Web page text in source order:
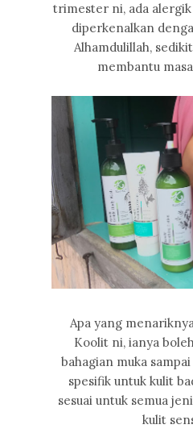
trimester ni, ada
diperkenalkan
Alhamdulillah,
membantu
Apa yang
Koolit ni, ianya
bahagian muka
spesifik untuk kulit
sesuai untuk semua
kulit